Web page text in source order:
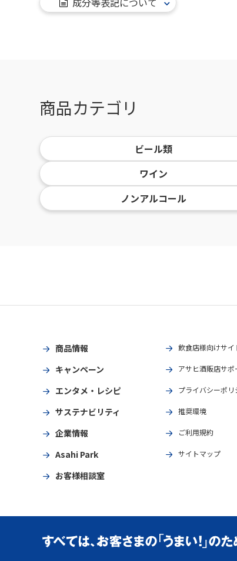
商品カテゴリ
ビール類
ワイン
ノンアルコール
商品情報
キャンペーン
エンタメ・レシピ
サステナビリティ
企業情報
Asahi Park
お客様相談室
飲食店様向けサイ
アサヒ酒販店サポ
プライバシーポリ
推奨環境
ご利用規約
サイトマップ